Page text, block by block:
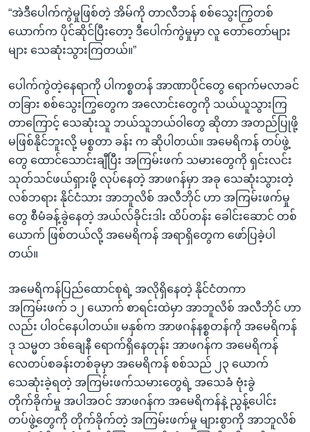
“အဲဒီပေါက်ကွဲမှုဖြစ်တဲ့ အိမ်ကို တာလီဘန် စစ်သွေးကြွတစ်
ယောက်က ပိုင်ဆိုင်ပြီးတော့ ဒီပေါက်ကွဲမှုမှာ လူ တော်တော်များ
များ သေဆုံးသွားကြတယ်။”
ပေါက်ကွဲတဲ့နေရာကို ပါကစ္စတန် အာဏာပိုင်တွေ ရောက်မလာခင်
တခြား စစ်သွေးကြွတွေက အလောင်းတွေကို သယ်ယူသွားကြ
တာကြောင့် သေဆုံးသူ ဘယ်သူဘယ်ဝါတွေ ဆိုတာ အတည်ပြုဖို့
မဖြစ်နိုင်ဘူးလို့ မစ္စတာ ခန်း က ဆိုပါတယ်။ အမေရိကန် တပ်ဖွဲ့
တွေ ထောင်သောင်းချီပြီး အကြမ်းဖက် သမားတွေကို ရှင်းလင်း
သုတ်သင်ဖယ်ရှားဖို့ လုပ်နေတဲ့ အာဖဂန်မှာ အခု သေဆုံးသွားတဲ့
လစ်ဘရား နိုင်ငံသား အာဘူလိစ် အလီဘိုင် ဟာ အကြမ်းဖက်မှု
တွေ စီမံခန့်ခွဲနေတဲ့ အယ်လ်ခိုင်းဒါး ထိပ်တန်း ခေါင်းဆောင် တစ်
ယောက် ဖြစ်တယ်လို့ အမေရိကန် အရာရှိတွေက ဖော်ပြခဲ့ပါ
တယ်။
အမေရိကန်ပြည်ထောင်စုရဲ့ အလိုရှိနေတဲ့ နိုင်ငံတကာ
အကြမ်းဖက် ၁၂ ယောက် စာရင်းထဲမှာ အာဘူလိစ် အလီဘိုင် ဟာ
လည်း ပါဝင်နေပါတယ်။ မနှစ်က အာဖဂန်နစ္စတန်ကို အမေရိကန်
ဒု သမ္မတ ဒစ်ချေနီ ရောက်ရှိနေတုန်း အာဖဂန်က အမေရိကန်
လေတပ်စခန်းတစ်ခုမှာ အမေရိကန် စစ်သည် ၂၃ ယောက်
သေဆုံးခဲ့ရတဲ့ အကြမ်းဖက်သမားတွေရဲ့ အသေခံ ဗုံးခွဲ
တိုက်ခိုက်မှု အပါအဝင် အာဖဂန်က အမေရိကန်နဲ့ ညွန့်ပေါင်း
တပ်ဖွဲ့တွေကို တိုက်ခိုက်တဲ့ အကြမ်းဖက်မှု များစွာကို အာဘူလိစ်